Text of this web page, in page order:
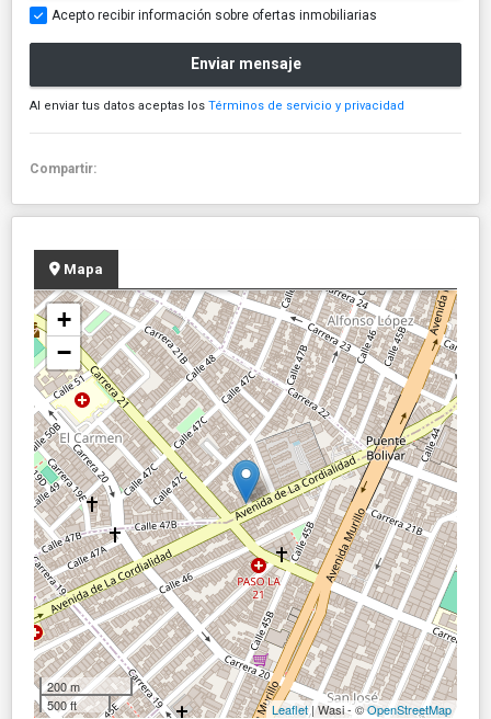
Acepto recibir información sobre ofertas inmobiliarias
Enviar mensaje
Al enviar tus datos aceptas los Términos de servicio y privacidad
Compartir:
Mapa
+
−
200 m
500 ft
Leaflet| Wasi - ©OpenStreetMap